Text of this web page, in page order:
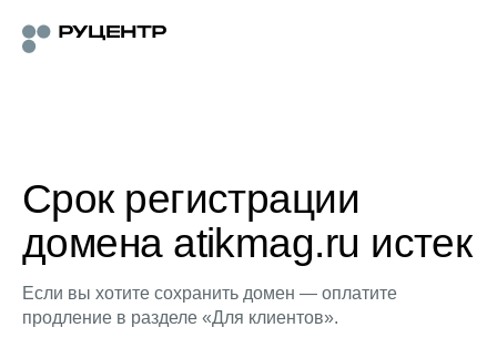
Срок регистрации
домена atikmag.ru истек
Если вы хотите сохранить домен — оплатите
продление в разделе «Для клиентов».